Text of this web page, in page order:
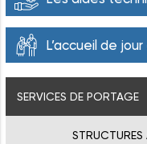
L’accueil de
SERVICES DE PORTAGE
STRUCTURES